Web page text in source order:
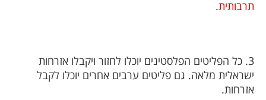
תרבותית.
3. כל הפליטים הפלסטינים יוכלו לחזור ויקבלו אזרחות
ישראלית מלאה. גם פליטים ערבים אחרים יוכלו לקבל
אזרחות.